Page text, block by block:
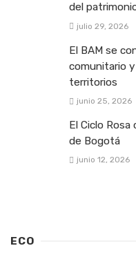
del
julio 29, 2026
El BAM se
comunitario
territorios
junio 25, 2026
El Ciclo
de Bogotá
junio 12, 2026
ECO